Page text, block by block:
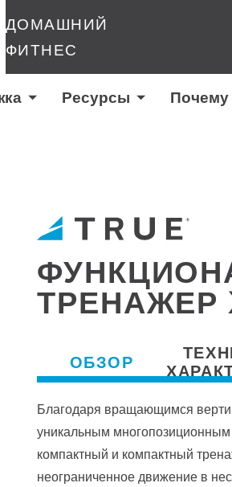
ДОМАШНИЙ
ФИТНЕС
Ресурсы Почему
ТРЕНАЖЕР
ОБЗОР
Благодаря вращающимся
уникальным
компактный и компактный
неограниченное движение в